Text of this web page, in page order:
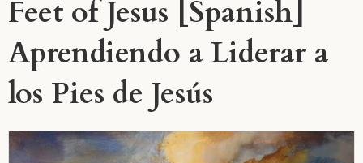
Feet of Jesus [Spanish]
Aprendiendo a Liderar a
los Pies de Jesús